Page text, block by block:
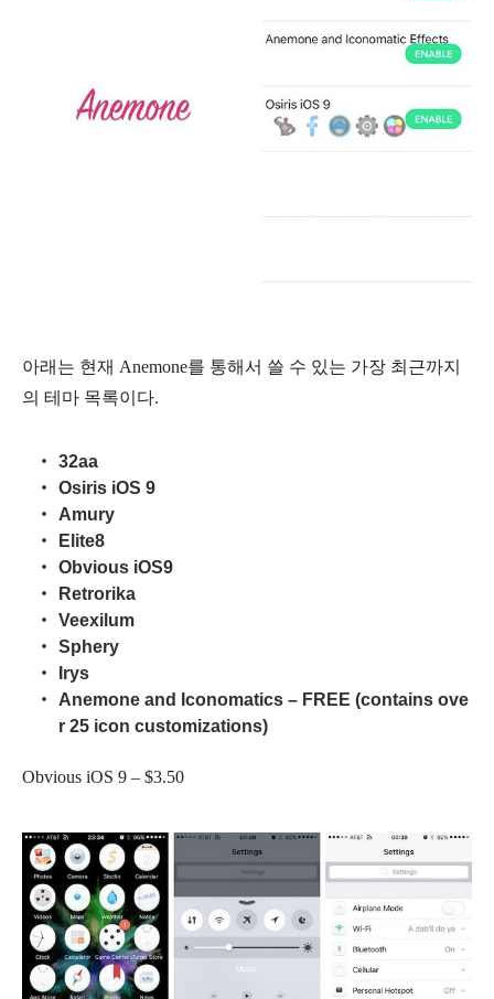
아래는 현재 Anemone를 통해서 쓸 수 있는 가장 최근까지
의 테마 목록이다.
32aa
Osiris iOS 9
Amury
Elite8
Obvious iOS9
Retrorika
Veexilum
Sphery
Irys
Anemone and Iconomatics – FREE (contains ove
r 25 icon customizations)
Obvious iOS 9 – $3.50